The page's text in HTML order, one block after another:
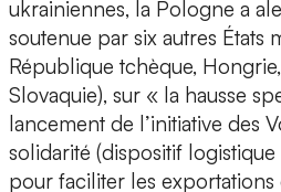
ukrainiennes, la Pologne a
soutenue par six autres États
République tchèque,
Slovaquie), sur « la hausse
lancement de l’initiative des
solidarité (dispositif
pour faciliter les